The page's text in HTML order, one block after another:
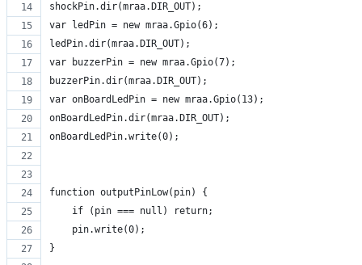
shockPin.dir(mraa.DIR_OUT);
var ledPin = new mraa.Gpio(6);
ledPin.dir(mraa.DIR_OUT);
var buzzerPin = new mraa.Gpio(7);
buzzerPin.dir(mraa.DIR_OUT);
var onBoardLedPin = new mraa.Gpio(13);
onBoardLedPin.dir(mraa.DIR_OUT);
onBoardLedPin.write(0);
function outputPinLow(pin) {
    if (pin === null) return;
    pin.write(0);
}